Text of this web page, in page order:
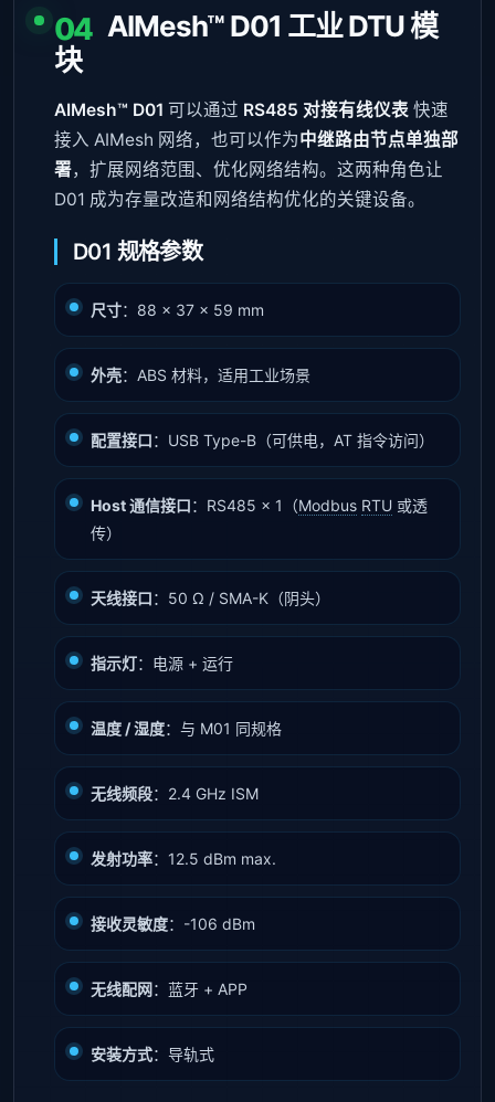
04 AIMesh™ D01 工业 DTU 模
块
AIMesh™ D01 可以通过 RS485 对接有线仪表 快速
接入 AIMesh 网络，也可以作为中继路由节点单独部
署，扩展网络范围、优化网络结构。这两种角色让
D01 成为存量改造和网络结构优化的关键设备。
D01 规格参数
尺寸：88 × 37 × 59 mm
外壳：ABS 材料，适用工业场景
配置接口：USB Type-B（可供电，AT 指令访问）
Host 通信接口：RS485 × 1（Modbus RTU 或透
传）
天线接口：50 Ω / SMA-K（阴头）
指示灯：电源 + 运行
温度 / 湿度：与 M01 同规格
无线频段：2.4 GHz ISM
发射功率：12.5 dBm max.
接收灵敏度：-106 dBm
无线配网：蓝牙 + APP
安装方式：导轨式